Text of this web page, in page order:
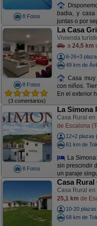
8 Fotos
badia, y
juntas o por
8 Fotos
(3 comentarios)
La Casa
Vivienda
a 24,5 km
6-26+3
49 km de
Casa
con niños.
En el exterior
8 Fotos
La Simona
Casa Rural en
de Escalona
12+2 plazas
61 km de
La
sin prescindir
un paraje
Casa
Casa Rural en
25,1 km de
10-20 plazas
68 km de